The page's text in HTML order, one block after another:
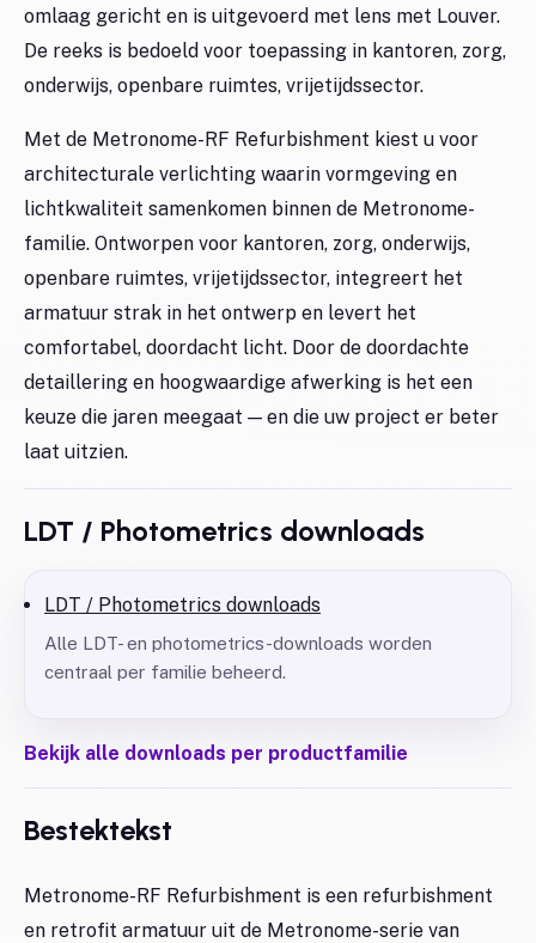
omlaag gericht en is uitgevoerd met lens met Louver.
De reeks is bedoeld voor toepassing in kantoren, zorg,
onderwijs, openbare ruimtes, vrijetijdssector.
Met de Metronome-RF Refurbishment kiest u voor
architecturale verlichting waarin vormgeving en
lichtkwaliteit samenkomen binnen de Metronome-
familie. Ontworpen voor kantoren, zorg, onderwijs,
openbare ruimtes, vrijetijdssector, integreert het
armatuur strak in het ontwerp en levert het
comfortabel, doordacht licht. Door de doordachte
detaillering en hoogwaardige afwerking is het een
keuze die jaren meegaat — en die uw project er beter
laat uitzien.
LDT / Photometrics downloads
LDT / Photometrics downloads
Alle LDT- en photometrics-downloads worden
centraal per familie beheerd.
Bekijk alle downloads per productfamilie
Bestektekst
Metronome-RF Refurbishment is een refurbishment
en retrofit armatuur uit de Metronome-serie van